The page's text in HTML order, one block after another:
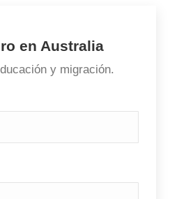
en Australia
y migración.